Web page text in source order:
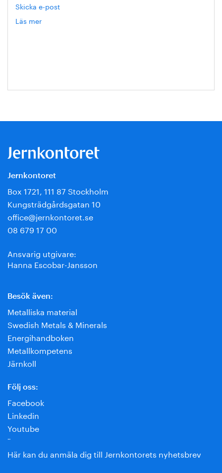
Skicka e-post
Läs mer
Jernkontoret
Box 1721, 111 87 Stockholm
Kungsträdgårdsgatan 10
office@jernkontoret.se
08 679 17 00
Ansvarig utgivare:
Hanna Escobar-Jansson
Besök även:
Metalliska material
Swedish Metals & Minerals
Energihandboken
Metallkompetens
Järnkoll
Följ oss:
Facebook
Linkedin
Youtube
¨
Här kan du anmäla dig till Jernkontorets nyhetsbrev